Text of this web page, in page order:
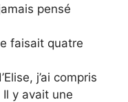
pensé
faisait quatre
j’ai compris
Il y avait une